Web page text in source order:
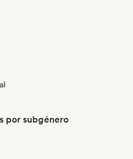
por subgénero